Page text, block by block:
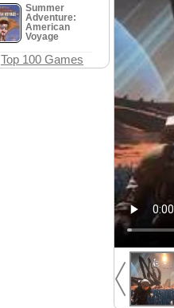
Summer
Adventure:
American
Voyage
Top 100 Games